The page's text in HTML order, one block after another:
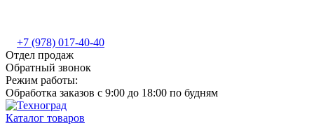
+7 (978) 017-40-40
Отдел продаж
Обратный звонок
Режим работы:
Обработка заказов с 9:00 до 18:00 по будням
Каталог товаров